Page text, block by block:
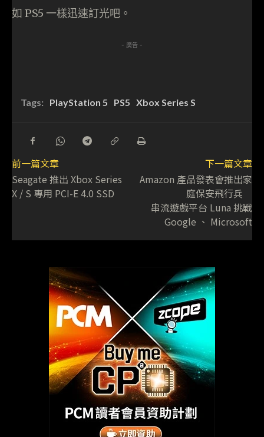
如 PS5 一樣迅速訂光吧。
- 廣告 -
Tags: PlayStation 5 PS5 Xbox Series S
前一篇文章
Seagate 推出 Xbox Series
X / S 專用 PCI-E 4.0 SSD
下一篇文章
Amazon 產品發表會推出家
庭保安飛行兵
串流遊戲平台 Luna 挑戰
Google 、 Microsoft